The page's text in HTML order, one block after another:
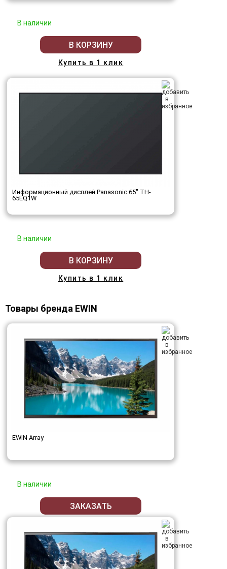
В наличии
В КОРЗИНУ
Купить в 1 клик
Информационный дисплей Panasonic 65" TH-
65EQ1W
В наличии
В КОРЗИНУ
Купить в 1 клик
Товары бренда EWIN
EWIN Array
В наличии
ЗАКАЗАТЬ